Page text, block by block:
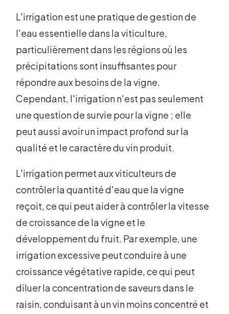
L'irrigation est une pratique de gestion de
l'eau essentielle dans la viticulture,
particulièrement dans les régions où les
précipitations sont insuffisantes pour
répondre aux besoins de la vigne.
Cependant, l'irrigation n'est pas seulement
une question de survie pour la vigne ; elle
peut aussi avoir un impact profond sur la
qualité et le caractère du vin produit.
L'irrigation permet aux viticulteurs de
contrôler la quantité d'eau que la vigne
reçoit, ce qui peut aider à contrôler la vitesse
de croissance de la vigne et le
développement du fruit. Par exemple, une
irrigation excessive peut conduire à une
croissance végétative rapide, ce qui peut
diluer la concentration de saveurs dans le
raisin, conduisant à un vin moins concentré et